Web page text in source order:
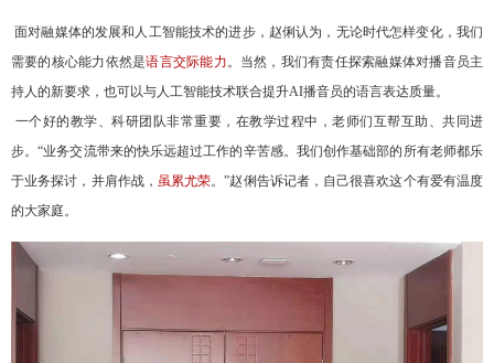
面对融媒体的发展和人工智能技术的进步，赵俐认为，无论时代怎样变化，我们
需要的核心能力依然是语言交际能力。当然，我们有责任探索融媒体对播音员主
持人的新要求，也可以与人工智能技术联合提升AI播音员的语言表达质量。
一个好的教学、科研团队非常重要，在教学过程中，老师们互帮互助、共同进
步。“业务交流带来的快乐远超过工作的辛苦感。我们创作基础部的所有老师都乐
于业务探讨，并肩作战， 虽累尤荣。”赵俐告诉记者，自己很喜欢这个有爱有温度
的大家庭。